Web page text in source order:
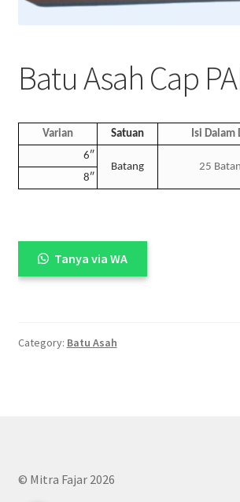
Batu Asah Cap
Varian Satuan
Isi Dalam
6″
Batang
25
8″
Tanya via WA
Category: Batu Asah
© Mitra Fajar 2026